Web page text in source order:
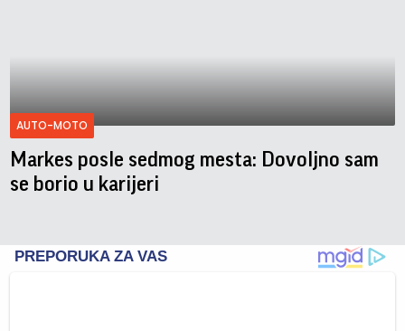
AUTO-MOTO
Markes posle sedmog mesta: Dovoljno sam
se borio u karijeri